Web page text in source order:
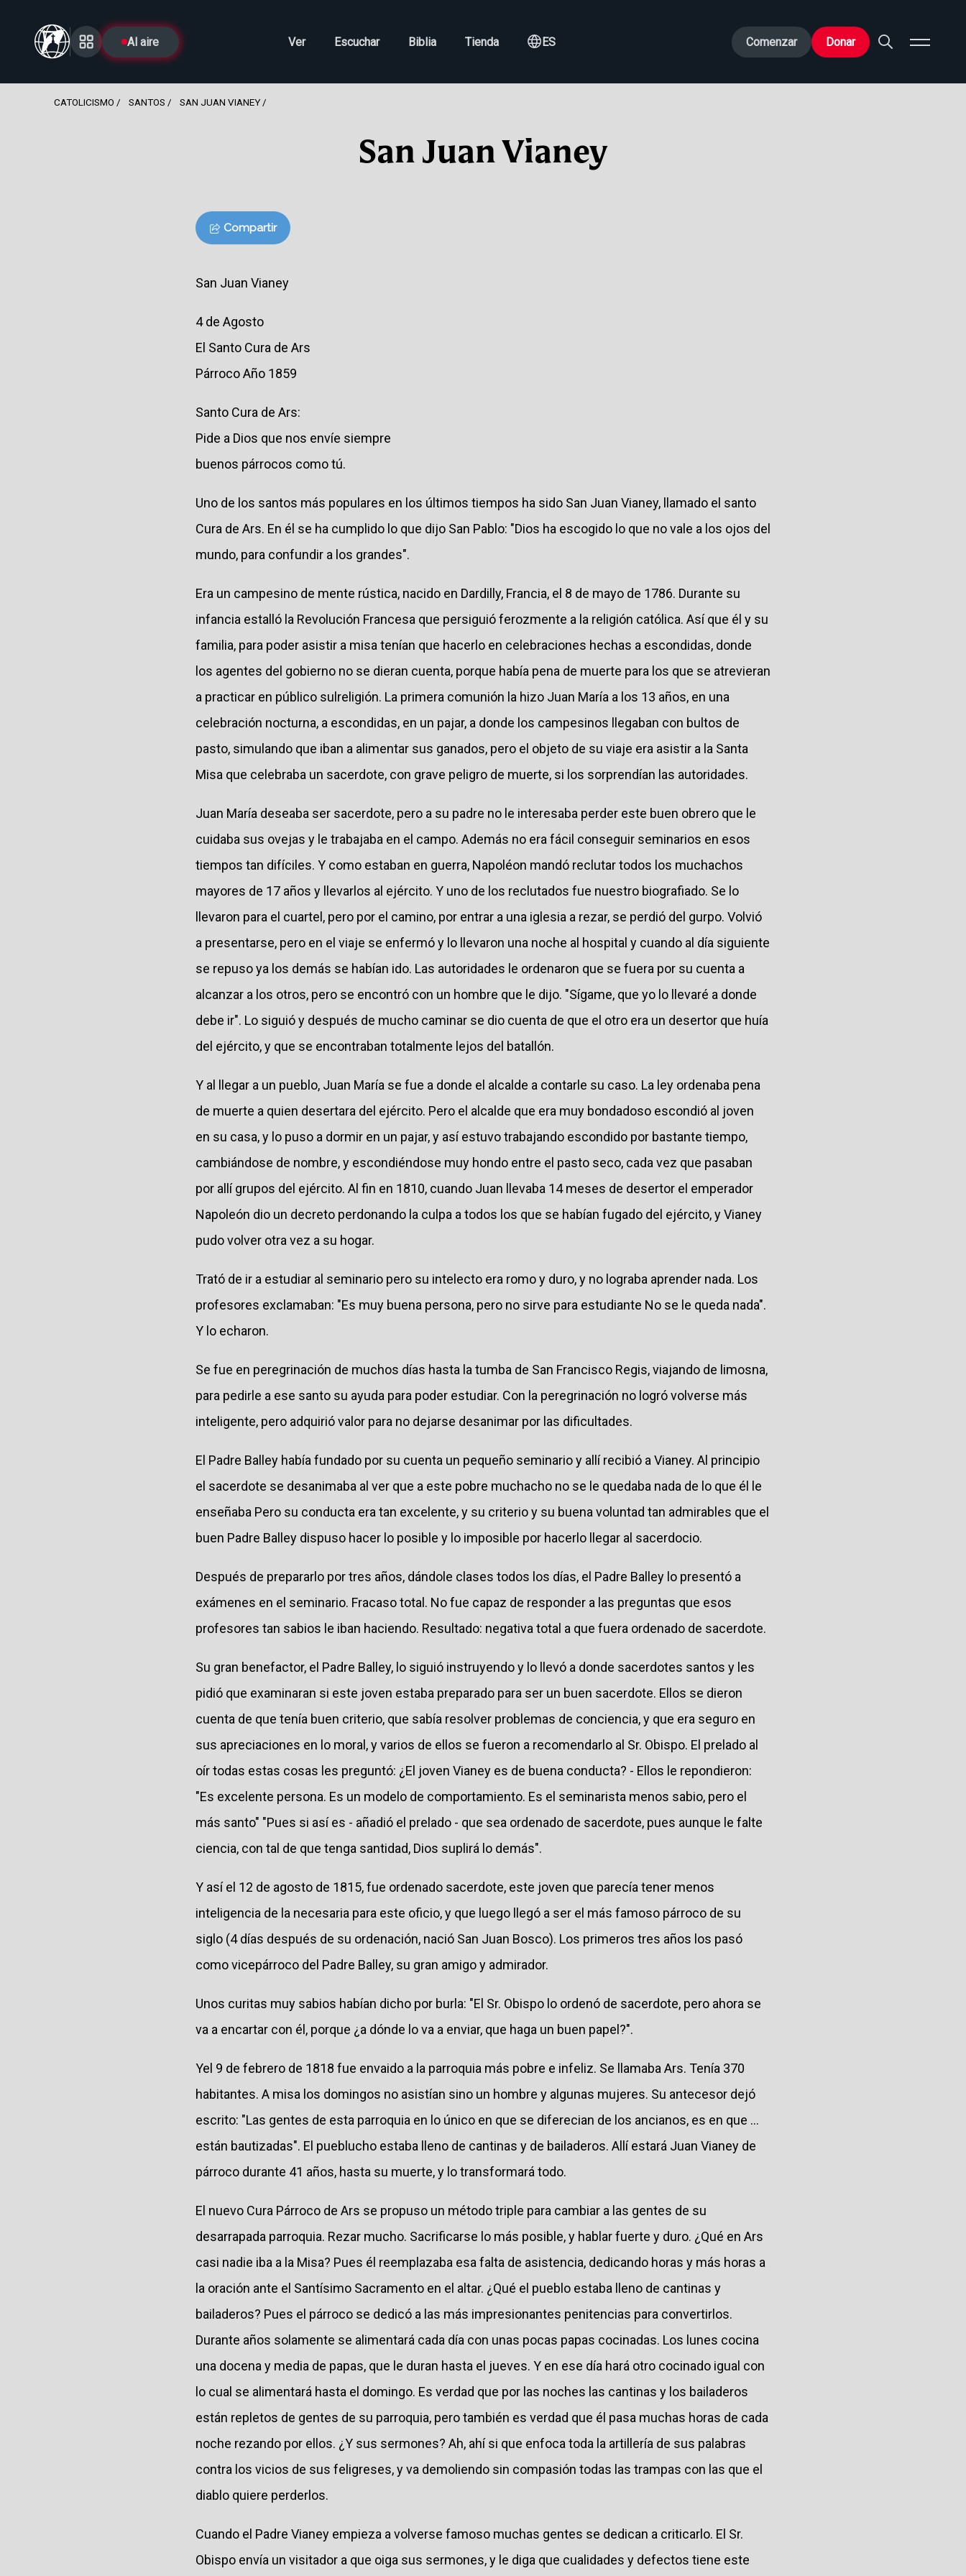
Al aire Ver Escuchar Biblia Tienda ES Comenzar Donar
CATOLICISMO SANTOS SAN JUAN VIANEY
San Juan Vianey
Compartir
San Juan Vianey
4 de Agosto
El Santo Cura de Ars
Párroco Año 1859
Santo Cura de Ars:
Pide a Dios que nos envíe siempre
buenos párrocos como tú.
Uno de los santos más populares en los últimos tiempos ha sido San Juan Vianey, llamado el santo
Cura de Ars. En él se ha cumplido lo que dijo San Pablo: "Dios ha escogido lo que no vale a los ojos del
mundo, para confundir a los grandes".
Era un campesino de mente rústica, nacido en Dardilly, Francia, el 8 de mayo de 1786. Durante su
infancia estalló la Revolución Francesa que persiguió ferozmente a la religión católica. Así que él y su
familia, para poder asistir a misa tenían que hacerlo en celebraciones hechas a escondidas, donde
los agentes del gobierno no se dieran cuenta, porque había pena de muerte para los que se atrevieran
a practicar en público sulreligión. La primera comunión la hizo Juan María a los 13 años, en una
celebración nocturna, a escondidas, en un pajar, a donde los campesinos llegaban con bultos de
pasto, simulando que iban a alimentar sus ganados, pero el objeto de su viaje era asistir a la Santa
Misa que celebraba un sacerdote, con grave peligro de muerte, si los sorprendían las autoridades.
Juan María deseaba ser sacerdote, pero a su padre no le interesaba perder este buen obrero que le
cuidaba sus ovejas y le trabajaba en el campo. Además no era fácil conseguir seminarios en esos
tiempos tan difíciles. Y como estaban en guerra, Napoléon mandó reclutar todos los muchachos
mayores de 17 años y llevarlos al ejército. Y uno de los reclutados fue nuestro biografiado. Se lo
llevaron para el cuartel, pero por el camino, por entrar a una iglesia a rezar, se perdió del gurpo. Volvió
a presentarse, pero en el viaje se enfermó y lo llevaron una noche al hospital y cuando al día siguiente
se repuso ya los demás se habían ido. Las autoridades le ordenaron que se fuera por su cuenta a
alcanzar a los otros, pero se encontró con un hombre que le dijo. "Sígame, que yo lo llevaré a donde
debe ir". Lo siguió y después de mucho caminar se dio cuenta de que el otro era un desertor que huía
del ejército, y que se encontraban totalmente lejos del batallón.
Y al llegar a un pueblo, Juan María se fue a donde el alcalde a contarle su caso. La ley ordenaba pena
de muerte a quien desertara del ejército. Pero el alcalde que era muy bondadoso escondió al joven
en su casa, y lo puso a dormir en un pajar, y así estuvo trabajando escondido por bastante tiempo,
cambiándose de nombre, y escondiéndose muy hondo entre el pasto seco, cada vez que pasaban
por allí grupos del ejército. Al fin en 1810, cuando Juan llevaba 14 meses de desertor el emperador
Napoleón dio un decreto perdonando la culpa a todos los que se habían fugado del ejército, y Vianey
pudo volver otra vez a su hogar.
Trató de ir a estudiar al seminario pero su intelecto era romo y duro, y no lograba aprender nada. Los
profesores exclamaban: "Es muy buena persona, pero no sirve para estudiante No se le queda nada".
Y lo echaron.
Se fue en peregrinación de muchos días hasta la tumba de San Francisco Regis, viajando de limosna,
para pedirle a ese santo su ayuda para poder estudiar. Con la peregrinación no logró volverse más
inteligente, pero adquirió valor para no dejarse desanimar por las dificultades.
El Padre Balley había fundado por su cuenta un pequeño seminario y allí recibió a Vianey. Al principio
el sacerdote se desanimaba al ver que a este pobre muchacho no se le quedaba nada de lo que él le
enseñaba Pero su conducta era tan excelente, y su criterio y su buena voluntad tan admirables que el
buen Padre Balley dispuso hacer lo posible y lo imposible por hacerlo llegar al sacerdocio.
Después de prepararlo por tres años, dándole clases todos los días, el Padre Balley lo presentó a
exámenes en el seminario. Fracaso total. No fue capaz de responder a las preguntas que esos
profesores tan sabios le iban haciendo. Resultado: negativa total a que fuera ordenado de sacerdote.
Su gran benefactor, el Padre Balley, lo siguió instruyendo y lo llevó a donde sacerdotes santos y les
pidió que examinaran si este joven estaba preparado para ser un buen sacerdote. Ellos se dieron
cuenta de que tenía buen criterio, que sabía resolver problemas de conciencia, y que era seguro en
sus apreciaciones en lo moral, y varios de ellos se fueron a recomendarlo al Sr. Obispo. El prelado al
oír todas estas cosas les preguntó: ¿El joven Vianey es de buena conducta? - Ellos le repondieron:
"Es excelente persona. Es un modelo de comportamiento. Es el seminarista menos sabio, pero el
más santo" "Pues si así es - añadió el prelado - que sea ordenado de sacerdote, pues aunque le falte
ciencia, con tal de que tenga santidad, Dios suplirá lo demás".
Y así el 12 de agosto de 1815, fue ordenado sacerdote, este joven que parecía tener menos
inteligencia de la necesaria para este oficio, y que luego llegó a ser el más famoso párroco de su
siglo (4 días después de su ordenación, nació San Juan Bosco). Los primeros tres años los pasó
como vicepárroco del Padre Balley, su gran amigo y admirador.
Unos curitas muy sabios habían dicho por burla: "El Sr. Obispo lo ordenó de sacerdote, pero ahora se
va a encartar con él, porque ¿a dónde lo va a enviar, que haga un buen papel?".
Yel 9 de febrero de 1818 fue envaido a la parroquia más pobre e infeliz. Se llamaba Ars. Tenía 370
habitantes. A misa los domingos no asistían sino un hombre y algunas mujeres. Su antecesor dejó
escrito: "Las gentes de esta parroquia en lo único en que se diferecian de los ancianos, es en que ...
están bautizadas". El pueblucho estaba lleno de cantinas y de bailaderos. Allí estará Juan Vianey de
párroco durante 41 años, hasta su muerte, y lo transformará todo.
El nuevo Cura Párroco de Ars se propuso un método triple para cambiar a las gentes de su
desarrapada parroquia. Rezar mucho. Sacrificarse lo más posible, y hablar fuerte y duro. ¿Qué en Ars
casi nadie iba a la Misa? Pues él reemplazaba esa falta de asistencia, dedicando horas y más horas a
la oración ante el Santísimo Sacramento en el altar. ¿Qué el pueblo estaba lleno de cantinas y
bailaderos? Pues el párroco se dedicó a las más impresionantes penitencias para convertirlos.
Durante años solamente se alimentará cada día con unas pocas papas cocinadas. Los lunes cocina
una docena y media de papas, que le duran hasta el jueves. Y en ese día hará otro cocinado igual con
lo cual se alimentará hasta el domingo. Es verdad que por las noches las cantinas y los bailaderos
están repletos de gentes de su parroquia, pero también es verdad que él pasa muchas horas de cada
noche rezando por ellos. ¿Y sus sermones? Ah, ahí si que enfoca toda la artillería de sus palabras
contra los vicios de sus feligreses, y va demoliendo sin compasión todas las trampas con las que el
diablo quiere perderlos.
Cuando el Padre Vianey empieza a volverse famoso muchas gentes se dedican a criticarlo. El Sr.
Obispo envía un visitador a que oiga sus sermones, y le diga que cualidades y defectos tiene este